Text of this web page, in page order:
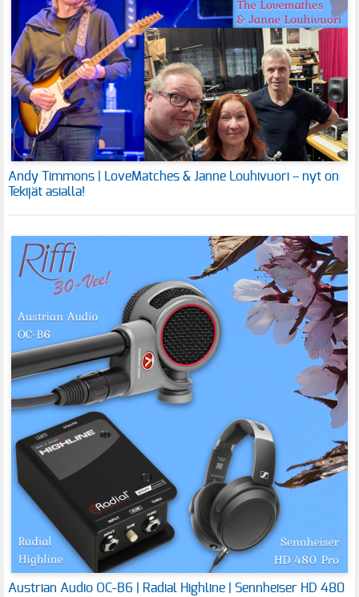
Andy Timmons | LoveMatches & Janne Louhivuori – nyt on
Tekijät asialla!
Austrian Audio OC-B6 | Radial Highline | Sennheiser HD 480